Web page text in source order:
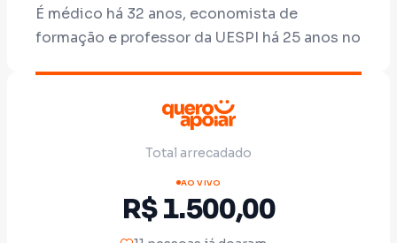
É médico há 32 anos, economista de
formação e professor da UESPI há 25 anos no
social no Programa Viva Bem, na prevenção
dos problemas causados pelo álcool e outras
Agora, coloca sua experiência, seus valores e
seu compromisso com a sociedade à
disposição do Piauí, apresentando-se como
Total arrecadado
AO VIVO
R$ 1.500,00